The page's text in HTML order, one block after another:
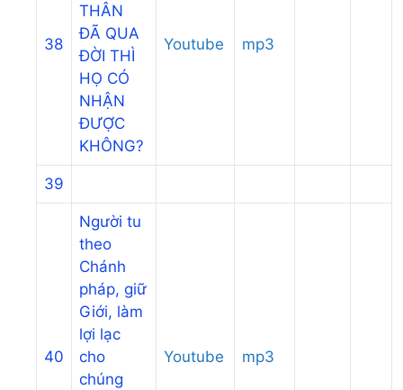
38
THÂN
ĐÃ QUA
ĐỜI THÌ
HỌ CÓ
NHẬN
ĐƯỢC
KHÔNG?
Youtube mp3
39
40
Người tu
theo
Chánh
pháp, giữ
Giới, làm
lợi lạc
cho
chúng
Youtube mp3